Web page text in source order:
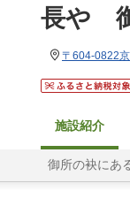
長や
〒604-0822
施設紹介
御所の袂にあ